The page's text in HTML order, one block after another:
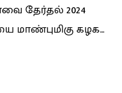
தேர்தல் 2024
கழக…